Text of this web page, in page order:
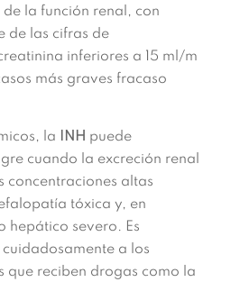
la función renal, con
de las cifras de
inferiores a 15 ml/m
más graves fracaso
la INH puede
cuando la excreción renal
concentraciones altas
tóxica y, en
hepático severo. Es
a los
que reciben drogas como la